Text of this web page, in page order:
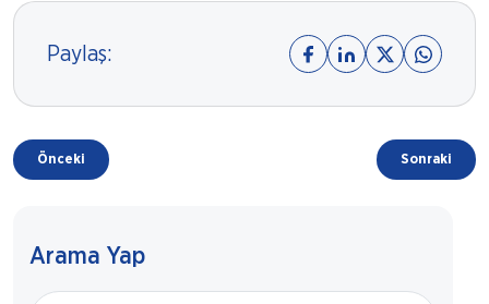
Paylaş:
Önceki Sonraki
Arama Yap